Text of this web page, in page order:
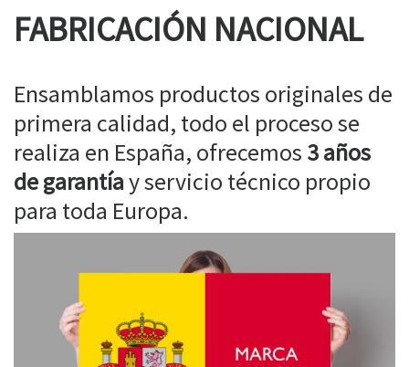
FABRICACIÓN NACIONAL
Ensamblamos productos originales de
primera calidad, todo el proceso se
realiza en España, ofrecemos 3 años
de garantíay servicio técnico propio
para toda Europa.